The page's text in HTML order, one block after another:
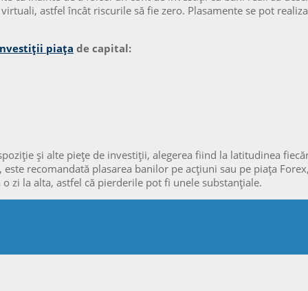
astfel încât riscurile să fie zero. Plasamente se pot
piața de capital:
şi alte piețe de investiții, alegerea fiind la latitudinea
recomandată plasarea banilor pe acțiuni sau pe piața
zi la alta, astfel că pierderile pot fi unele substanțiale.